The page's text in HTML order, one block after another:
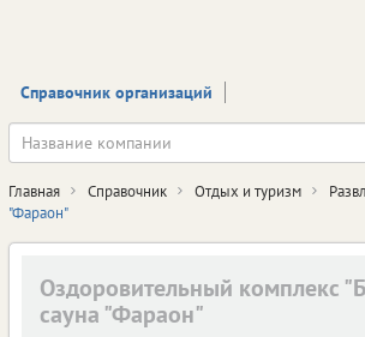
Справочник организаций
Главная Справочник Отдых и туризм
"Фараон"
Оздоровительный комплекс
сауна "Фараон"